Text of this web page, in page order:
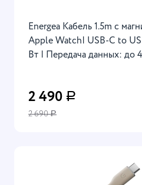
Energea Кабель 1.5m с
Apple Watch| USB-C to
Вт | Передача данных: до
2 490 Р
2 690Р